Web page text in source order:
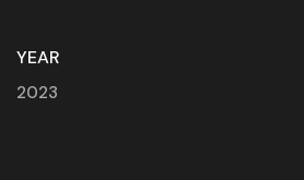
YEAR
2023